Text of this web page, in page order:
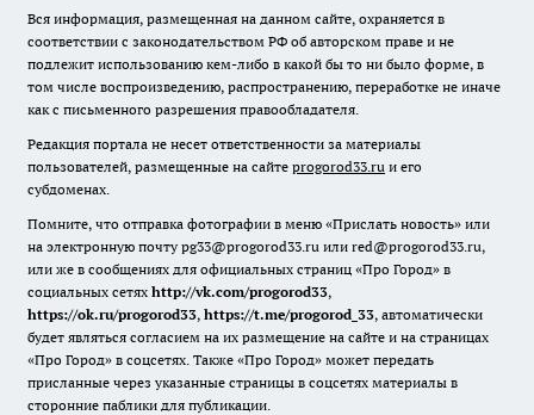
Вся информация, размещенная на данном сайте, охраняется в
соответствии с законодательством РФ об авторском праве и не
подлежит использованию кем-либо в какой бы то ни было форме, в
том числе воспроизведению, распространению, переработке не иначе
как с письменного разрешения правообладателя.
Редакция портала не несет ответственности за материалы
пользователей, размещенные на сайте progorod33.ru и его
субдоменах.
Помните, что отправка фотографии в меню «Прислать новость» или
на электронную почту pg33@progorod33.ru или red@progorod33.ru,
или же в сообщениях для официальных страниц «Про Город» в
социальных сетях http://vk.com/progorod33,
https://ok.ru/progorod33, https://t.me/progorod_33, автоматически
будет являться согласием на их размещение на сайте и на страницах
«Про Город» в соцсетях. Также «Про Город» может передать
присланные через указанные страницы в соцсетях материалы в
сторонние паблики для публикации.